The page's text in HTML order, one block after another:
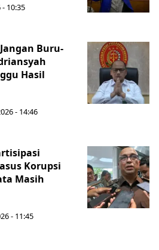
- 10:35
Buru-
Hasil
- 14:46
Korupsi
Masih
- 11:45